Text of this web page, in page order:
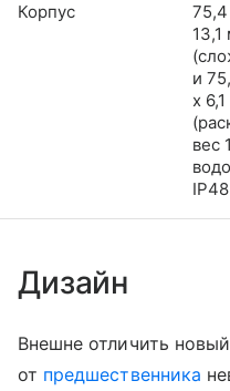
Корпус
75,4
и
x
вес
IP48
Дизайн
Внешне отличить
от предшественника